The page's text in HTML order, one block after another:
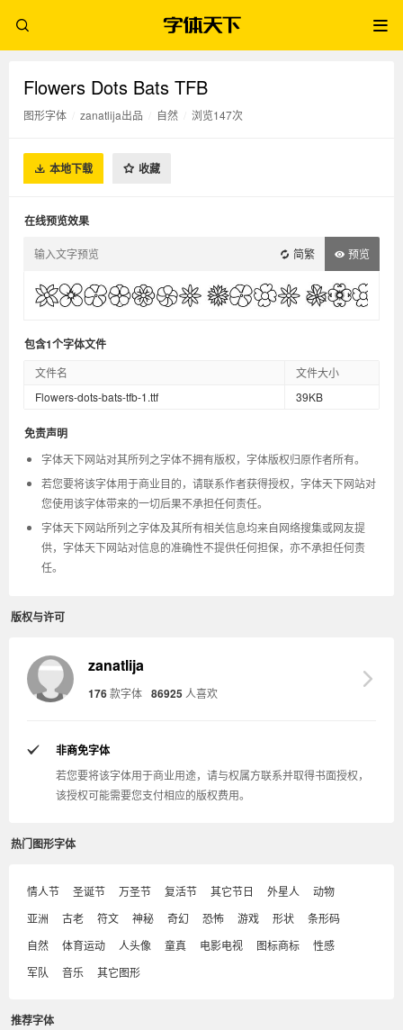
Flowers Dots Bats TFB
图形字体 zanatlija出品 自然 浏览147次
本地下载 收藏
在线预览效果
简繁 预览
包含1个字体文件
文件名
文件大小
Flowers-dots-bats-tfb-1.ttf
39KB
免责声明
字体天下网站对其所列之字体不拥有版权，字体版权归原作者所有。
若您要将该字体用于商业目的，请联系作者获得授权，字体天下网站对
您使用该字体带来的一切后果不承担任何责任。
字体天下网站所列之字体及其所有相关信息均来自网络搜集或网友提
供，字体天下网站对信息的准确性不提供任何担保，亦不承担任何责
任。
版权与许可
zanatlija
176款字体 86925 人喜欢
非商免字体
若您要将该字体用于商业用途，请与权属方联系并取得书面授权，
该授权可能需要您支付相应的版权费用。
热门图形字体
情人节 圣诞节 万圣节 复活节 其它节日 外星人
动物
亚洲
古老 符文 神秘 奇幻 恐怖 游戏 形状
条形码
自然
体育运动 人头像 童真 电影电视 图标商标
性感
军队
音乐 其它图形
推荐字体